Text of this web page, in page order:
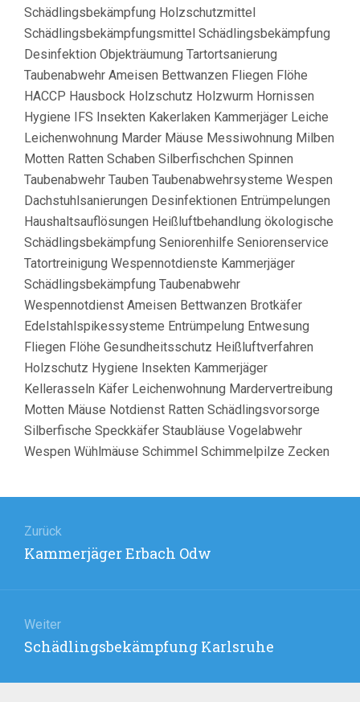
Schädlingsbekämpfung Holzschutzmittel
Schädlingsbekämpfungsmittel Schädlingsbekämpfung
Desinfektion Objekträumung Tartortsanierung
Taubenabwehr Ameisen Bettwanzen Fliegen Flöhe
HACCP Hausbock Holzschutz Holzwurm Hornissen
Hygiene IFS Insekten Kakerlaken Kammerjäger Leiche
Leichenwohnung Marder Mäuse Messiwohnung Milben
Motten Ratten Schaben Silberfischchen Spinnen
Taubenabwehr Tauben Taubenabwehrsysteme Wespen
Dachstuhlsanierungen Desinfektionen Entrümpelungen
Haushaltsauflösungen Heißluftbehandlung ökologische
Schädlingsbekämpfung Seniorenhilfe Seniorenservice
Tatortreinigung Wespennotdienste Kammerjäger
Schädlingsbekämpfung Taubenabwehr
Wespennotdienst Ameisen Bettwanzen Brotkäfer
Edelstahlspikessysteme Entrümpelung Entwesung
Fliegen Flöhe Gesundheitsschutz Heißluftverfahren
Holzschutz Hygiene Insekten Kammerjäger
Kellerasseln Käfer Leichenwohnung Mardervertreibung
Motten Mäuse Notdienst Ratten Schädlingsvorsorge
Silberfische Speckkäfer Staubläuse Vogelabwehr
Wespen Wühlmäuse Schimmel Schimmelpilze Zecken
Zurück
Vorheriger
Kammerjäger Erbach Odw
Weiter
Nächster
Schädlingsbekämpfung Karlsruhe